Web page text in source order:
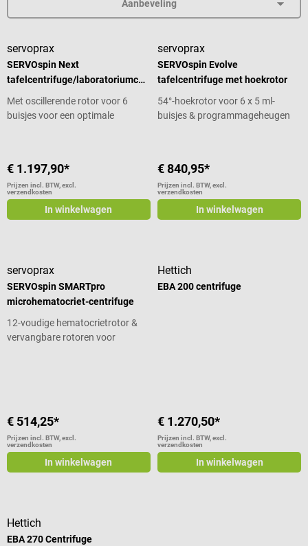
servoprax
SERVOspin Next
tafelcentrifuge/laboratoriumcen
Met oscillerende rotor voor 6
buisjes voor een optimale
€ 1.197,90*
Prijzen incl. BTW, excl.
verzendkosten
In winkelwagen
servoprax
SERVOspin Evolve
tafelcentrifuge met hoekrotor
54°-hoekrotor voor 6 x 5 ml-
buisjes & programmageheugen
€ 840,95*
Prijzen incl. BTW, excl.
verzendkosten
In winkelwagen
servoprax
SERVOspin SMARTpro
microhematocriet-centrifuge
12-voudige hematocrietrotor &
vervangbare rotoren voor
€ 514,25*
Prijzen incl. BTW, excl.
verzendkosten
In winkelwagen
Hettich
EBA 200 centrifuge
€ 1.270,50*
Prijzen incl. BTW, excl.
verzendkosten
In winkelwagen
Hettich
EBA 270 Centrifuge